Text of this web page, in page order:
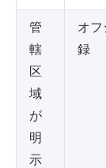
管
轄
区
域
が
明
示
オ
録